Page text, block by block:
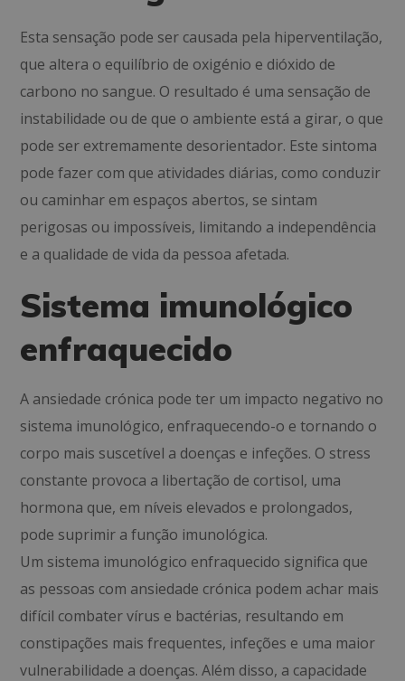
Esta sensação pode ser causada pela hiperventilação,
que altera o equilíbrio de oxigénio e dióxido de
carbono no sangue. O resultado é uma sensação de
instabilidade ou de que o ambiente está a girar, o que
pode ser extremamente desorientador. Este sintoma
pode fazer com que atividades diárias, como conduzir
ou caminhar em espaços abertos, se sintam
perigosas ou impossíveis, limitando a independência
e a qualidade de vida da pessoa afetada.
Sistema imunológico
enfraquecido
A ansiedade crónica pode ter um impacto negativo no
sistema imunológico, enfraquecendo-o e tornando o
corpo mais suscetível a doenças e infeções. O stress
constante provoca a libertação de cortisol, uma
hormona que, em níveis elevados e prolongados,
pode suprimir a função imunológica.
Um sistema imunológico enfraquecido significa que
as pessoas com ansiedade crónica podem achar mais
difícil combater vírus e bactérias, resultando em
constipações mais frequentes, infeções e uma maior
vulnerabilidade a doenças. Além disso, a capacidade